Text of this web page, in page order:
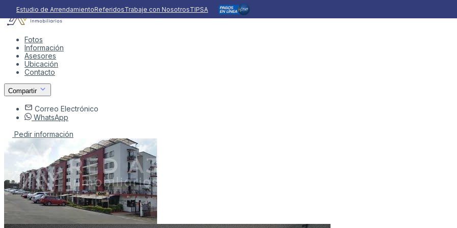
Estudio de ArrendamientoReferidosTrabaje con NosotrosTIPSA
Fotos
Información
Asesores
Ubicación
Contacto
Compartir
Correo Electrónico
WhatsApp
Pedir información